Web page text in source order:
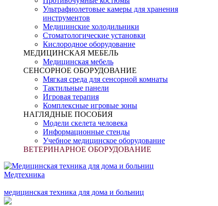
Ультрафиолетовые камеры для хранения
инструментов
Медицинские холодильники
Стоматологические установки
Кислородное оборудование
МЕДИЦИНСКАЯ МЕБЕЛЬ
Медицинская мебель
СЕНСОРНОЕ ОБОРУДОВАНИЕ
Мягкая среда для сенсорной комнаты
Тактильные панели
Игровая терапия
Комплексные игровые зоны
НАГЛЯДНЫЕ ПОСОБИЯ
Модели скелета человека
Информационные стенды
Учебное медицинское оборудование
ВЕТЕРИНАРНОЕ ОБОРУДОВАНИЕ
Медтехника
медицинская техника для дома и больниц